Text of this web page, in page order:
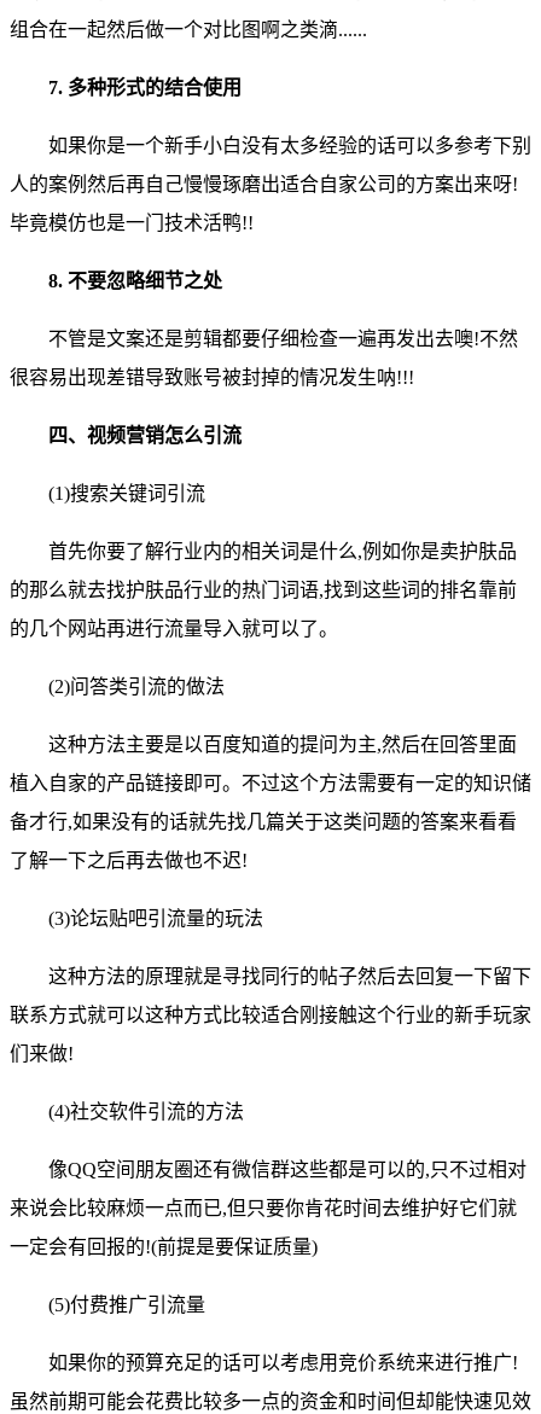
组合在一起然后做一个对比图啊之类滴......
7. 多种形式的结合使用
如果你是一个新手小白没有太多经验的话可以多参考下别
人的案例然后再自己慢慢琢磨出适合自家公司的方案出来呀!
毕竟模仿也是一门技术活鸭!!
8. 不要忽略细节之处
不管是文案还是剪辑都要仔细检查一遍再发出去噢!不然
很容易出现差错导致账号被封掉的情况发生呐!!!
四、视频营销怎么引流
(1)搜索关键词引流
首先你要了解行业内的相关词是什么,例如你是卖护肤品
的那么就去找护肤品行业的热门词语,找到这些词的排名靠前
的几个网站再进行流量导入就可以了。
(2)问答类引流的做法
这种方法主要是以百度知道的提问为主,然后在回答里面
植入自家的产品链接即可。不过这个方法需要有一定的知识储
备才行,如果没有的话就先找几篇关于这类问题的答案来看看
了解一下之后再去做也不迟!
(3)论坛贴吧引流量的玩法
这种方法的原理就是寻找同行的帖子然后去回复一下留下
联系方式就可以这种方式比较适合刚接触这个行业的新手玩家
们来做!
(4)社交软件引流的方法
像QQ空间朋友圈还有微信群这些都是可以的,只不过相对
来说会比较麻烦一点而已,但只要你肯花时间去维护好它们就
一定会有回报的!(前提是要保证质量)
(5)付费推广引流量
如果你的预算充足的话可以考虑用竞价系统来进行推广!
虽然前期可能会花费比较多一点的资金和时间但却能快速见效